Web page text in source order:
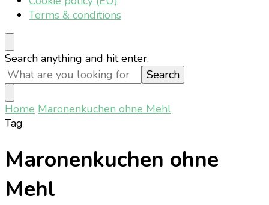
Terms & conditions
Looking
for
Something?
Search anything and hit enter.
Home Maronenkuchen ohne Mehl
Tag
Maronenkuchen ohne
Mehl